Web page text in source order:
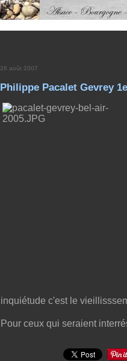
26 août 2007
Philippe Pacalet Gevrey
inquiétude c'est le
Pour ceux qui seraient